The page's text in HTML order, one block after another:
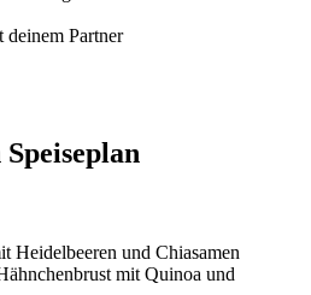
Partner
Heidelbeeren und Chiasamen
mit Quinoa und